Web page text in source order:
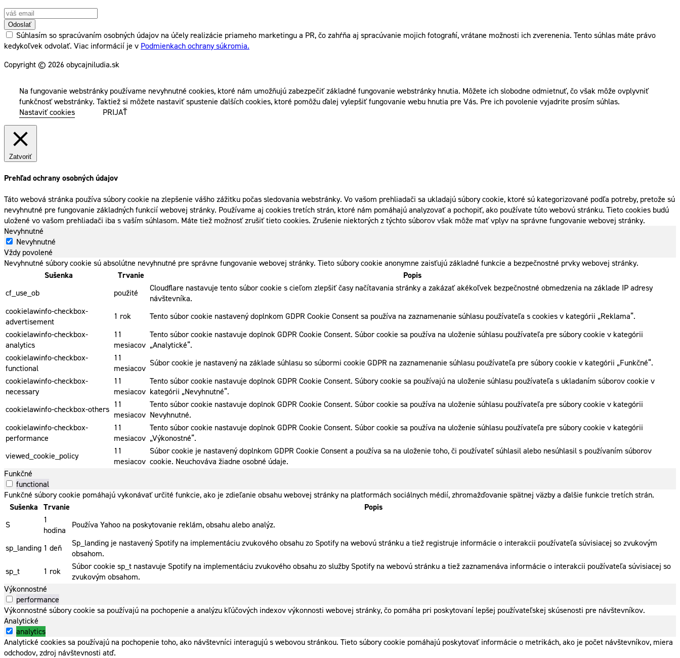
Odoslať
Súhlasím so spracúvaním osobných údajov na účely realizácie priameho marketingu a PR, čo zahŕňa aj spracúvanie mojich fotografií, vrátane možnosti ich zverenenia. Tento súhlas máte právo
kedykoľvek odvolať. Viac informácií je v Podmienkach ochrany súkromia.
Copyright © 2026 obycajniludia.sk
Na fungovanie webstránky používame nevyhnutné cookies, ktoré nám umožňujú zabezpečiť základné fungovanie webstránky hnutia. Môžete ich slobodne odmietnuť, čo však môže ovplyvniť
funkčnosť webstránky. Taktiež si môžete nastaviť spustenie ďalších cookies, ktoré pomôžu ďalej vylepšiť fungovanie webu hnutia pre Vás. Pre ich povolenie vyjadrite prosím súhlas.
Nastaviť cookies
PRIJAŤ
Zatvoriť
Prehľad ochrany osobných údajov
Táto webová stránka používa súbory cookie na zlepšenie vášho zážitku počas sledovania webstránky. Vo vašom prehliadači sa ukladajú súbory cookie, ktoré sú kategorizované podľa potreby, pretože sú
nevyhnutné pre fungovanie základných funkcií webovej stránky. Používame aj cookies tretích strán, ktoré nám pomáhajú analyzovať a pochopiť, ako používate túto webovú stránku. Tieto cookies budú
uložené vo vašom prehliadači iba s vaším súhlasom. Máte tiež možnosť zrušiť tieto cookies. Zrušenie niektorých z týchto súborov však môže mať vplyv na správne fungovanie webovej stránky.
Nevyhnutné
Nevyhnutné
Vždy povolené
Nevyhnutné súbory cookie sú absolútne nevyhnutné pre správne fungovanie webovej stránky. Tieto súbory cookie anonymne zaisťujú základné funkcie a bezpečnostné prvky webovej stránky.
Sušenka
Trvanie
Popis
cf_use_ob
použité
Cloudflare nastavuje tento súbor cookie s cieľom zlepšiť časy načítavania stránky a zakázať akékoľvek bezpečnostné obmedzenia na základe IP adresy
návštevníka.
cookielawinfo-checkbox-
advertisement
1 rok
Tento súbor cookie nastavený doplnkom GDPR Cookie Consent sa používa na zaznamenanie súhlasu používateľa s cookies v kategórii „Reklama“.
cookielawinfo-checkbox-
analytics
11
mesiacov
Tento súbor cookie nastavuje doplnok GDPR Cookie Consent. Súbor cookie sa používa na uloženie súhlasu používateľa pre súbory cookie v kategórii
„Analytické“.
cookielawinfo-checkbox-
functional
11
mesiacov
Súbor cookie je nastavený na základe súhlasu so súbormi cookie GDPR na zaznamenanie súhlasu používateľa pre súbory cookie v kategórii „Funkčné“.
cookielawinfo-checkbox-
necessary
11
mesiacov
Tento súbor cookie nastavuje doplnok GDPR Cookie Consent. Súbory cookie sa používajú na uloženie súhlasu používateľa s ukladaním súborov cookie v
kategórii „Nevyhnutné“.
cookielawinfo-checkbox-others 11
mesiacov
Tento súbor cookie nastavuje doplnok GDPR Cookie Consent. Súbor cookie sa používa na uloženie súhlasu používateľa pre súbory cookie v kategórii
Nevyhnutné.
cookielawinfo-checkbox-
performance
11
mesiacov
Tento súbor cookie nastavuje doplnok GDPR Cookie Consent. Súbor cookie sa používa na uloženie súhlasu používateľa pre súbory cookie v kategórii
„Výkonostné“.
viewed_cookie_policy
11
mesiacov
Súbor cookie je nastavený doplnkom GDPR Cookie Consent a používa sa na uloženie toho, či používateľ súhlasil alebo nesúhlasil s používaním súborov
cookie. Neuchováva žiadne osobné údaje.
Funkčné
functional
Funkčné súbory cookie pomáhajú vykonávať určité funkcie, ako je zdieľanie obsahu webovej stránky na platformách sociálnych médií, zhromažďovanie spätnej väzby a ďalšie funkcie tretích strán.
Sušenka Trvanie
Popis
S
1
hodina
Používa Yahoo na poskytovanie reklám, obsahu alebo analýz.
sp_landing 1 deň
Sp_landing je nastavený Spotify na implementáciu zvukového obsahu zo Spotify na webovú stránku a tiež registruje informácie o interakcii používateľa súvisiacej so zvukovým
obsahom.
sp_t
1 rok
Súbor cookie sp_t nastavuje Spotify na implementáciu zvukového obsahu zo služby Spotify na webovú stránku a tiež zaznamenáva informácie o interakcii používateľa súvisiacej so
zvukovým obsahom.
Výkonnostné
performance
Výkonnostné súbory cookie sa používajú na pochopenie a analýzu kľúčových indexov výkonnosti webovej stránky, čo pomáha pri poskytovaní lepšej používateľskej skúsenosti pre návštevníkov.
Analytické
analytics
Analytické cookies sa používajú na pochopenie toho, ako návštevníci interagujú s webovou stránkou. Tieto súbory cookie pomáhajú poskytovať informácie o metrikách, ako je počet návštevníkov, miera
odchodov, zdroj návštevnosti atď.